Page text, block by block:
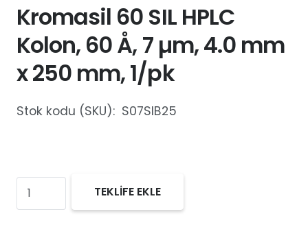
Kromasil 60 SIL HPLC
Kolon, 60 Å, 7 µm, 4.0 mm
x 250 mm, 1/pk
Stok kodu (SKU): S07SIB25
Kromasil
60
TEKLİFE EKLE